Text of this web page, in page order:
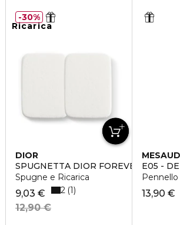
Ricarica
DIOR
SPUGNETTA DIOR FOREVER
Spugne e Ricarica
9,03 €
12,90 €
2 1
30%
E05 -
13,90 €